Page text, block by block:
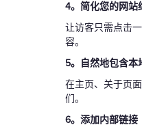
4。简化您的网站
让访客只需点击
容。
5。自然地包含本
在主页、关于页
们。
6。添加内部链接